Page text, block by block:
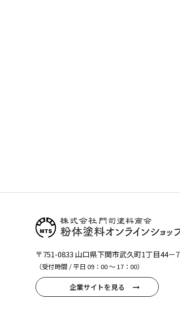
〒751-0833 山口県下関市武久町1丁目44－7
（受付時間 / 平日 09：00 〜 17：00）
企業サイトを見る